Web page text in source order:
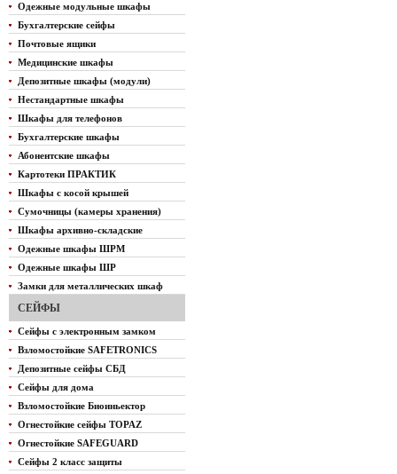
Одежные модульные шкафы
Бухгалтерские сейфы
Почтовые ящики
Медицинские шкафы
Депозитные шкафы (модули)
Нестандартные шкафы
Шкафы для телефонов
Бухгалтерские шкафы
Абонентские шкафы
Картотеки ПРАКТИК
Шкафы с косой крышей
Сумочницы (камеры хранения)
Шкафы архивно-складские
Одежные шкафы ШРМ
Одежные шкафы ШР
Замки для металлических шкаф
СЕЙФЫ
Сейфы с электронным замком
Взломостойкие SAFETRONICS
Депозитные сейфы СБД
Сейфы для дома
Взломостойкие Биоиньектор
Огнестойкие сейфы TOPAZ
Огнестойкие SAFEGUARD
Сейфы 2 класс защиты